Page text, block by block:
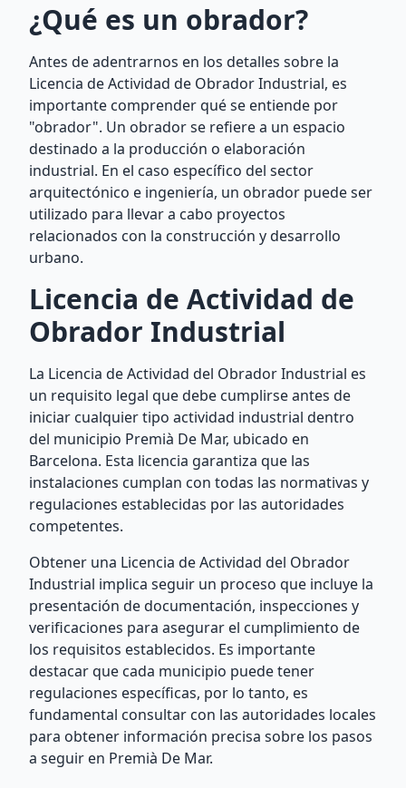
¿Qué es un obrador?
Antes de adentrarnos en los detalles sobre la
Licencia de Actividad de Obrador Industrial, es
importante comprender qué se entiende por
"obrador". Un obrador se refiere a un espacio
destinado a la producción o elaboración
industrial. En el caso específico del sector
arquitectónico e ingeniería, un obrador puede ser
utilizado para llevar a cabo proyectos
relacionados con la construcción y desarrollo
urbano.
Licencia de Actividad de
Obrador Industrial
La Licencia de Actividad del Obrador Industrial es
un requisito legal que debe cumplirse antes de
iniciar cualquier tipo actividad industrial dentro
del municipio Premià De Mar, ubicado en
Barcelona. Esta licencia garantiza que las
instalaciones cumplan con todas las normativas y
regulaciones establecidas por las autoridades
competentes.
Obtener una Licencia de Actividad del Obrador
Industrial implica seguir un proceso que incluye la
presentación de documentación, inspecciones y
verificaciones para asegurar el cumplimiento de
los requisitos establecidos. Es importante
destacar que cada municipio puede tener
regulaciones específicas, por lo tanto, es
fundamental consultar con las autoridades locales
para obtener información precisa sobre los pasos
a seguir en Premià De Mar.